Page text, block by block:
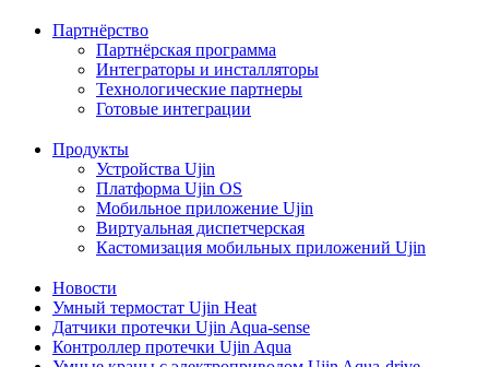
Партнёрство
Партнёрская программа
Интеграторы и инсталляторы
Технологические партнеры
Готовые интеграции
Продукты
Устройства Ujin
Платформа Ujin OS
Мобильное приложение Ujin
Виртуальная диспетчерская
Кастомизация мобильных приложений Ujin
Новости
Умный термостат Ujin Heat
Датчики протечки Ujin Aqua-sense
Контроллер протечки Ujin Aqua